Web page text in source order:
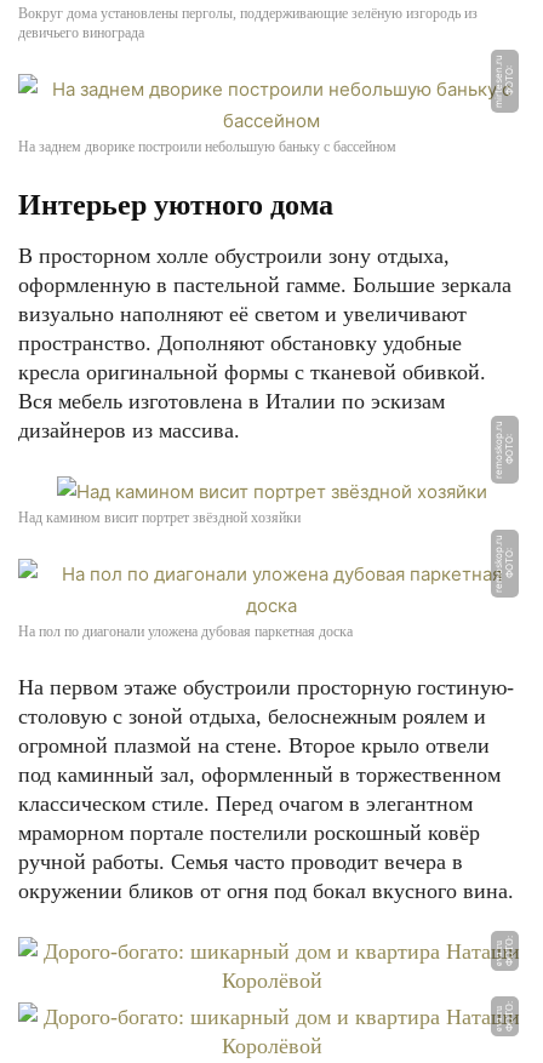
Вокруг дома установлены перголы, поддерживающие зелёную изгородь из
девичьего винограда
Ф
О
Т
О:
mi
r
t
e
s
e
n.
r
u
На заднем дворике построили небольшую баньку с бассейном
Интерьер уютного дома
В просторном холле обустроили зону отдыха,
оформленную в пастельной гамме. Большие зеркала
визуально наполняют её светом и увеличивают
пространство. Дополняют обстановку удобные
кресла оригинальной формы с тканевой обивкой.
Вся мебель изготовлена в Италии по эскизам
дизайнеров из массива.
Ф
О
Т
О:
r
e
m
o
s
k
o
p.
r
u
Над камином висит портрет звёздной хозяйки
Ф
О
Т
О:
r
e
m
o
s
k
o
p.
r
u
На пол по диагонали уложена дубовая паркетная доска
На первом этаже обустроили просторную гостиную-
столовую с зоной отдыха, белоснежным роялем и
огромной плазмой на стене. Второе крыло отвели
под каминный зал, оформленный в торжественном
классическом стиле. Перед очагом в элегантном
мраморном портале постелили роскошный ковёр
ручной работы. Семья часто проводит вечера в
окружении бликов от огня под бокал вкусного вина.
Ф
О
Т
О:
e
v
a.
r
u
Ф
О
Т
О:
e
v
a.
r
u